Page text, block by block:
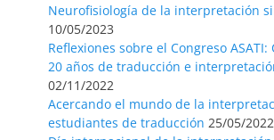
Neurofisiología de la interpretación
10/05/2023
Reflexiones sobre el Congreso
20 años de traducción e
02/11/2022
Acercando el mundo de la
estudiantes de traducción 25/05/2022